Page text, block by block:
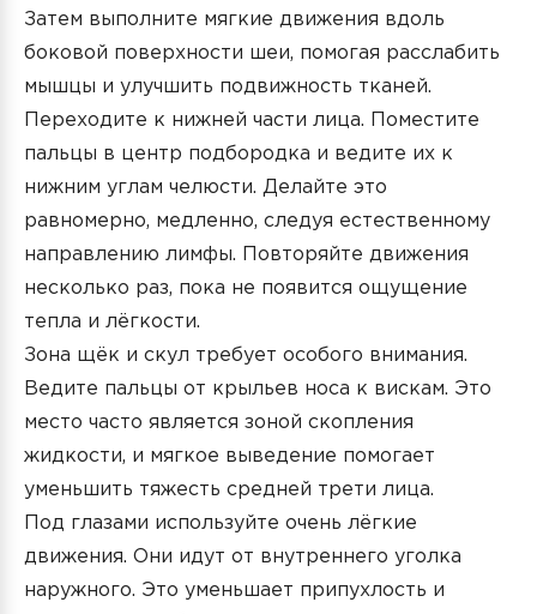
Затем выполните мягкие движения вдоль
боковой поверхности шеи, помогая расслабить
мышцы и улучшить подвижность тканей.
Переходите к нижней части лица. Поместите
пальцы в центр подбородка и ведите их к
нижним углам челюсти. Делайте это
равномерно, медленно, следуя естественному
направлению лимфы. Повторяйте движения
несколько раз, пока не появится ощущение
тепла и лёгкости.
Зона щёк и скул требует особого внимания.
Ведите пальцы от крыльев носа к вискам. Это
место часто является зоной скопления
жидкости, и мягкое выведение помогает
уменьшить тяжесть средней трети лица.
Под глазами используйте очень лёгкие
движения. Они идут от внутреннего уголка
наружного. Это уменьшает припухлость и